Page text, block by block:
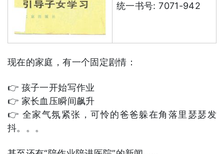
统一书号: 7071-942
现在的家庭，有一个固定剧情：
👉 孩子一开始写作业
👉 家长血压瞬间飙升
👉 全家气氛紧张，可怜的爸爸躲在角落里瑟瑟发
抖。。。